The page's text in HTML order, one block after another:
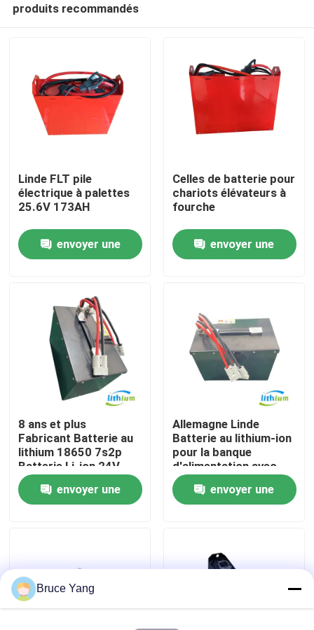
Au sujet de nous
Visite d'usine
Contrôle de qualité
Demandez une citation
batterie au lithium de chariot élévateur
Batterie de chariot élévateur au lithium-ion de 48 volts
produits recommandés
Linde FLT pile
électrique à palettes
25.6V 173AH
envoyer une
Celles de batterie pour
chariots élévateurs à
fourche
envoyer une
8 ans et plus
Fabricant Batterie au
lithium 18650 7s2p
Batterie Li-ion 24V
60ah
envoyer une
Allemagne Linde
Batterie au lithium-ion
pour la banque
d'alimentation avec
cellule au lithium Eve
envoyer une
Bruce Yang